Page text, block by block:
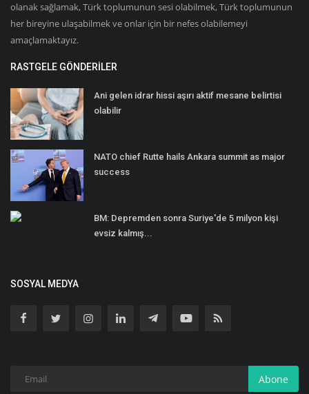
olanak sağlamak, Türk toplumunun sesi olabilmek, Türk toplumunun
her bireyine ulaşabilmek ve onlar için bir nefes olabilemeyi
amaçlamaktayız.
RASTGELE GÖNDERILER
Ani gelen idrar hissi aşırı aktif mesane belirtisi
olabilir
NATO chief Rutte hails Ankara summit as major
success
BM: Depremden sonra Suriye'de 5 milyon kişi
evsiz kalmış...
SOSYAL MEDYA
Abone